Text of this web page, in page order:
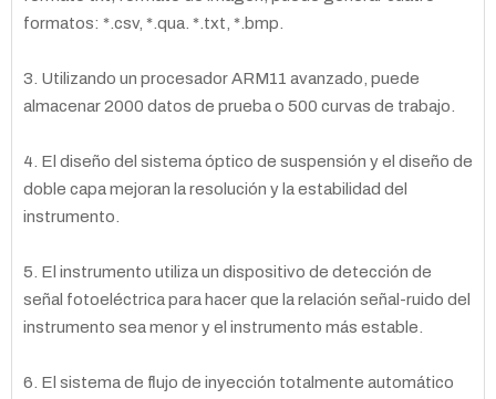
formatos: *.csv, *.qua. *.txt, *.bmp.
3. Utilizando un procesador ARM11 avanzado, puede
almacenar 2000 datos de prueba o 500 curvas de trabajo.
4. El diseño del sistema óptico de suspensión y el diseño de
doble capa mejoran la resolución y la estabilidad del
instrumento.
5. El instrumento utiliza un dispositivo de detección de
señal fotoeléctrica para hacer que la relación señal-ruido del
instrumento sea menor y el instrumento más estable.
6. El sistema de flujo de inyección totalmente automático